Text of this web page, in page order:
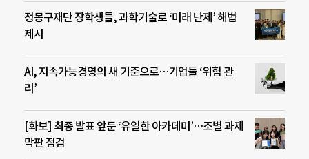
정몽구재단 장학생들, 과학기술로 ‘미래 난제’ 해법
제시
AI, 지속가능경영의 새 기준으로…기업들 ‘위험 관
리’
[화보] 최종 발표 앞둔 ‘유일한 아카데미’…조별 과제
막판 점검